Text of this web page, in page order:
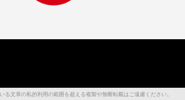
る文章の私的利用の範囲を超える複製や無断転載はご遠慮ください。